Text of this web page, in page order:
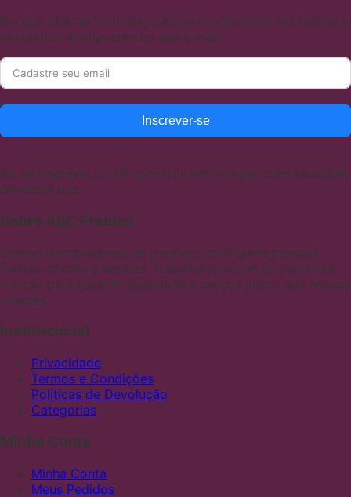
Receba ofertas incríveis, cupons de desconto exclusivos e
novidades diretamente no seu e-mail.
Inscrever-se
Ao se inscrever, você concorda em receber comunicações
de nossa loja.
Sobre ABC Fraldas
Somos distribuidores de produtos de higiene pessoal,
fraldas infantis e adultas. Trabalhamos com as melhores
marcas para garantir qualidade e preços justos aos nossos
clientes
Institucional
Privacidade
Termos e Condições
Políticas de Devolução
Categorias
Minha Conta
Minha Conta
Meus Pedidos